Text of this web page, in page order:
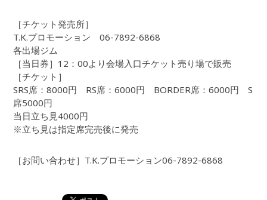
［チケット発売所］
T.K.プロモーション 06-7892-6868
各出場ジム
［当日券］12：00より会場入口チケット売り場で販売
［チケット］
SRS席：8000円 RS席：6000円 BORDER席：6000円 S
席5000円
当日立ち見4000円
※立ち見は指定席完売後に発売
［お問い合わせ］T.K.プロモーション06-7892-6868